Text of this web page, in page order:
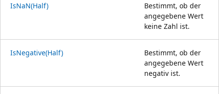
IsNaN(Half)
Bestimmt, ob der
angegebene Wert
keine Zahl ist.
IsNegative(Half)
Bestimmt, ob der
angegebene Wert
negativ ist.